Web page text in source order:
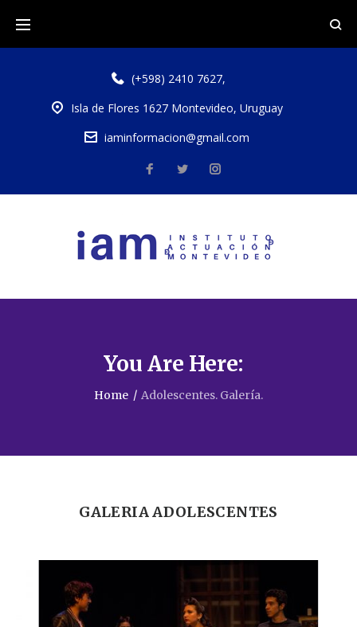
(+598) 2410 7627,
Isla de Flores 1627 Montevideo, Uruguay
iaminformacion@gmail.com
You Are Here:
Home / Adolescentes. Galería.
GALERIA ADOLESCENTES